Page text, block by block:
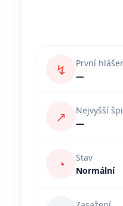
↯
První
—
↗
Nejvyšší
—
◔
Stav
Normální